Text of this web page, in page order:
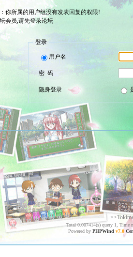
你所属的用户组没有发表回复的权限!
会员,请先登录论坛
登录
用户名
密 码
隐身登录
Total 0.007414(s) query 1, Time
Powered by PHPWind v7.0